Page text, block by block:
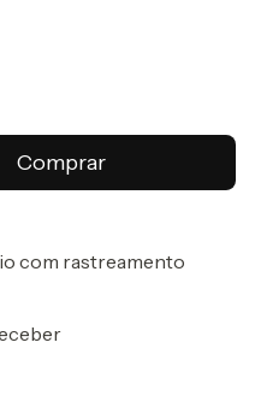
com rastreamento